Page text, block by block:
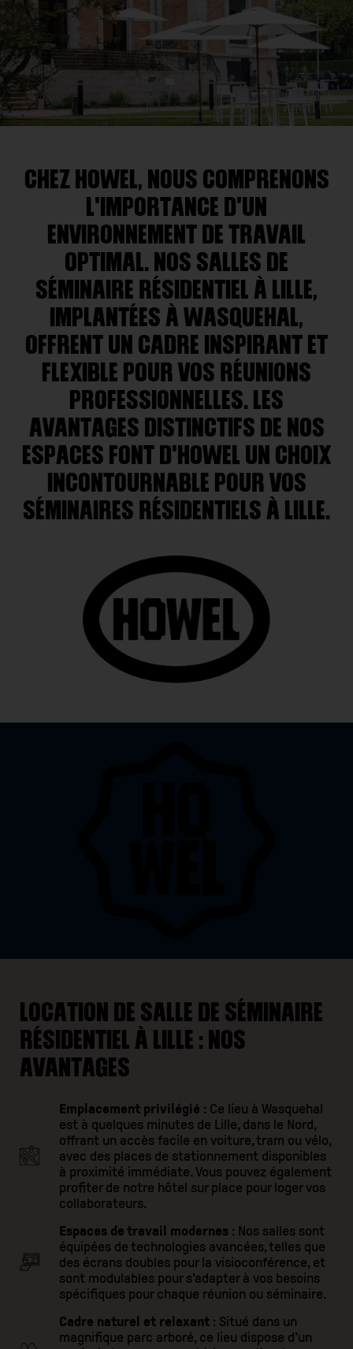
CHEZ HOWEL, NOUS COMPRENONS
L'IMPORTANCE D'UN
ENVIRONNEMENT DE TRAVAIL
OPTIMAL. NOS SALLES DE
SÉMINAIRE RÉSIDENTIEL À LILLE,
IMPLANTÉES À WASQUEHAL,
OFFRENT UN CADRE INSPIRANT ET
FLEXIBLE POUR VOS RÉUNIONS
PROFESSIONNELLES. LES
AVANTAGES DISTINCTIFS DE NOS
ESPACES FONT D'HOWEL UN CHOIX
INCONTOURNABLE POUR VOS
SÉMINAIRES RÉSIDENTIELS À LILLE.
LOCATION DE SALLE DE SÉMINAIRE
RÉSIDENTIEL À LILLE : NOS
AVANTAGES
Emplacement privilégié : Ce lieu à Wasquehal
est à quelques minutes de Lille, dans le Nord,
offrant un accès facile en voiture, tram ou vélo,
avec des places de stationnement disponibles
à proximité immédiate. Vous pouvez également
profiter de notre hôtel sur place pour loger vos
collaborateurs.
Espaces de travail modernes : Nos salles sont
équipées de technologies avancées, telles que
des écrans doubles pour la visioconférence, et
sont modulables pour s'adapter à vos besoins
spécifiques pour chaque réunion ou séminaire.
Cadre naturel et relaxant : Situé dans un
magnifique parc arboré, ce lieu dispose d'un